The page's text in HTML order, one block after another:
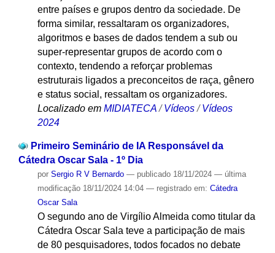
entre países e grupos dentro da sociedade. De
forma similar, ressaltaram os organizadores,
algoritmos e bases de dados tendem a sub ou
super-representar grupos de acordo com o
contexto, tendendo a reforçar problemas
estruturais ligados a preconceitos de raça, gênero
e status social, ressaltam os organizadores.
Localizado em MIDIATECA /Vídeos /Vídeos
2024
Primeiro Seminário de IA Responsável da
Cátedra Oscar Sala - 1º Dia
por Sergio R V Bernardo — publicado18/11/2024 — última
modificação18/11/2024 14:04 — registrado em: Cátedra
Oscar Sala
O segundo ano de Virgílio Almeida como titular da
Cátedra Oscar Sala teve a participação de mais
de 80 pesquisadores, todos focados no debate